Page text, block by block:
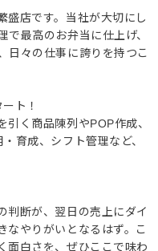
盛店です。当社が大切にし
最高のお弁当に仕上げ、
日々の仕事に誇りを持つこ
ト！
く商品陳列やPOP作成、
育成、シフト管理など、
判断が、翌日の売上にダイ
なやりがいとなるはず。こ
面白さを、ぜひここで味わ